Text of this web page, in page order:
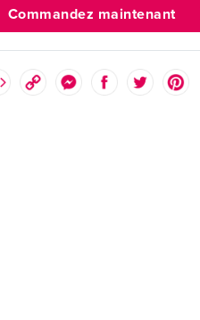
Commandez maintenant